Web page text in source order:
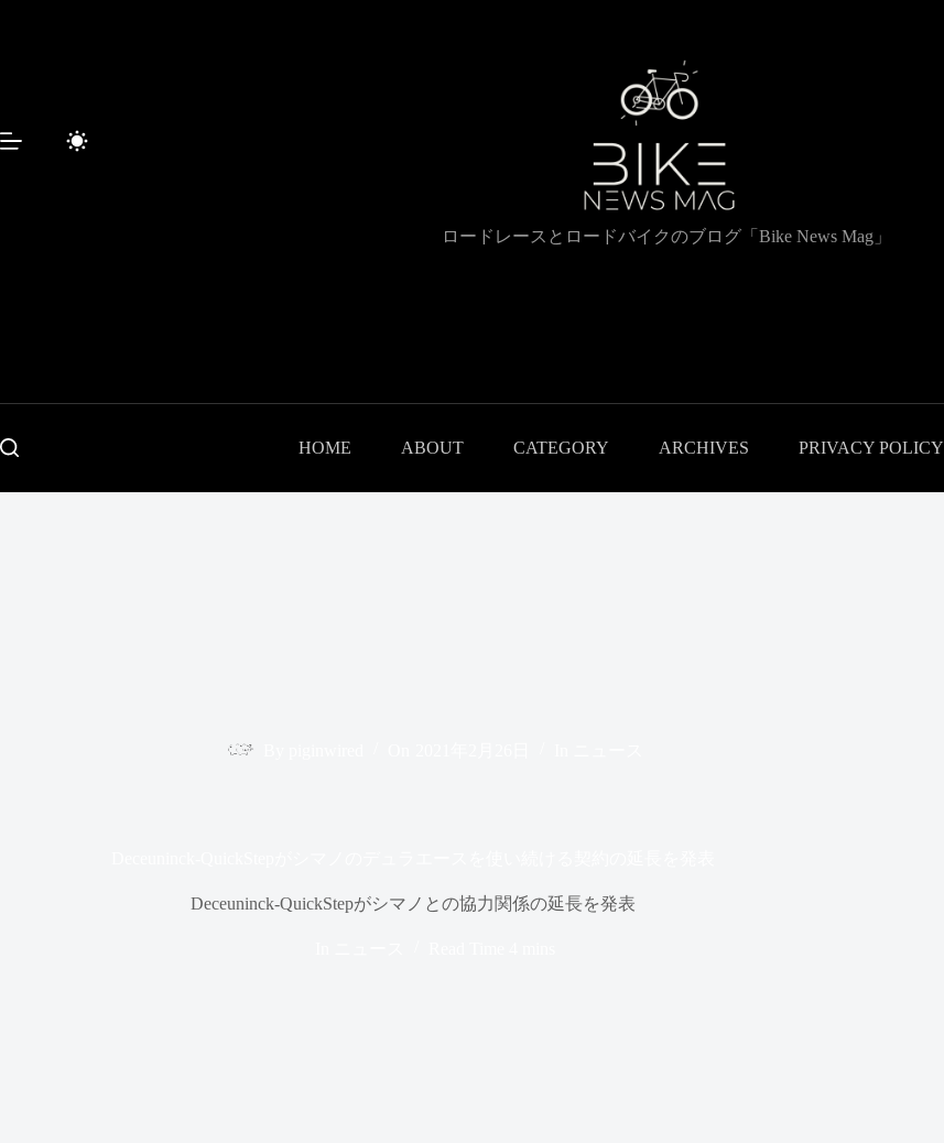
ス
ロードレースとロードバイクのブログ「Bike News Mag」
HOME ABOUT CATEGORY ARCHIVES PRIVACY POLICY
Deceuninck-QuickStepがシマノとの協力関係の延長を発表